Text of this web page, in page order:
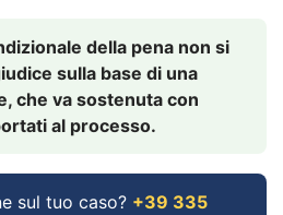
della pena non si
sulla base di una
che va sostenuta con
al processo.
sul tuo caso? +39 335